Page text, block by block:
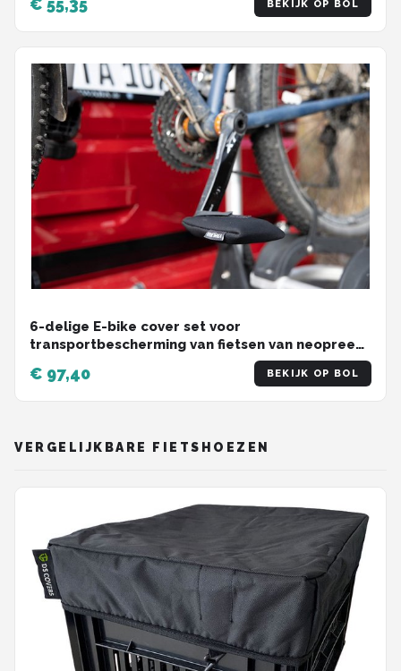
€ 55,35 BEKIJK OP BOL
6-delige E-bike cover set voor
transportbescherming van fietsen van neopreen
€ 97,40 BEKIJK OP BOL
VERGELIJKBARE FIETSHOEZEN